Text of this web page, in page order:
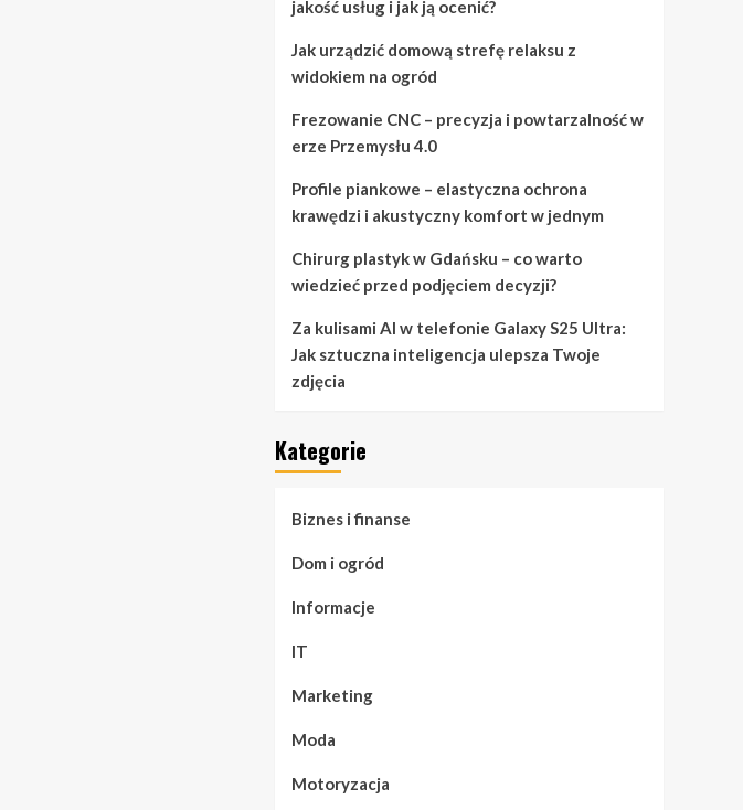
jakość usług i jak ją ocenić?
Jak urządzić domową strefę relaksu z
widokiem na ogród
Frezowanie CNC – precyzja i powtarzalność w
erze Przemysłu 4.0
Profile piankowe – elastyczna ochrona
krawędzi i akustyczny komfort w jednym
Chirurg plastyk w Gdańsku – co warto
wiedzieć przed podjęciem decyzji?
Za kulisami AI w telefonie Galaxy S25 Ultra:
Jak sztuczna inteligencja ulepsza Twoje
zdjęcia
Kategorie
Biznes i finanse
Dom i ogród
Informacje
IT
Marketing
Moda
Motoryzacja